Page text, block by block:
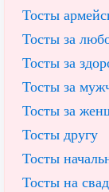
Тосты
Тосты за
Тосты за
Тосты за
Тосты за
Тосты другу
Тосты
Тосты на